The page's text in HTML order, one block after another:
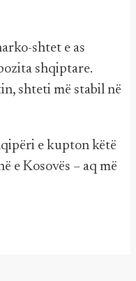
shtet e as
shqiptare.
shteti më stabil në
e kupton këtë
e Kosovës – aq më